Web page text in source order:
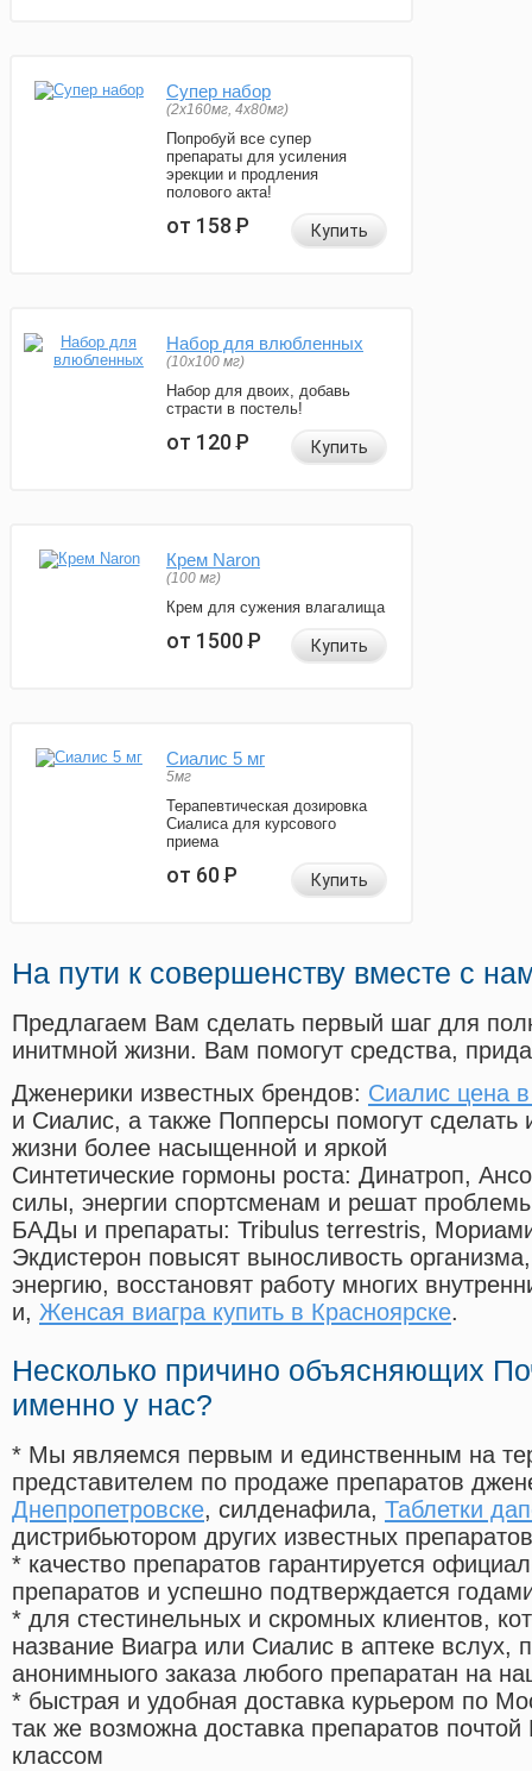
Супер набор
(2х160мг, 4х80мг)
Попробуй все супер
препараты для усиления
эрекции и продления
полового акта!
от 158Р Купить
Набор для влюбленных
(10х100 мг)
Набор для двоих, добавь
страсти в постель!
от 120Р Купить
Крем Naron
(100 мг)
Крем для сужения влагалища
от 1500Р Купить
Сиалис 5 мг
5мг
Терапевтическая дозировка
Сиалиса для курсового
приема
от 60Р Купить
На пути к совершенству вместе с
Предлагаем Вам сделать первый шаг для
инитмной жизни. Вам помогут средства,
Дженерики известных брендов: Сиалис цена
и Сиалис, а также Попперсы помогут
жизни более насыщенной и яркой
Синтетические гормоны роста: Динатроп,
силы, энергии спортсменам и решат
БАДы и препараты: Tribulus terrestris,
Экдистерон повысят выносливость
энергию, восстановят работу многих
и, Женсая виагра купить в Красноярске.
Несколько причино объясняющих
именно у нас?
* Мы являемся первым и единственным на
представителем по продаже препаратов
Днепропетровске, силденафила, Таблетки
дистрибьютором других известных препаратов
* качество препаратов гарантируется
препаратов и успешно подтверждается
* для стестинельных и скромных клиентов,
название Виагра или Сиалис в аптеке вслух,
анонимныого заказа любого препаратан на
* быстрая и удобная доставка курьером по
так же возможна доставка препаратов
классом